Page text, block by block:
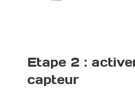
Etape 2 :
capteur